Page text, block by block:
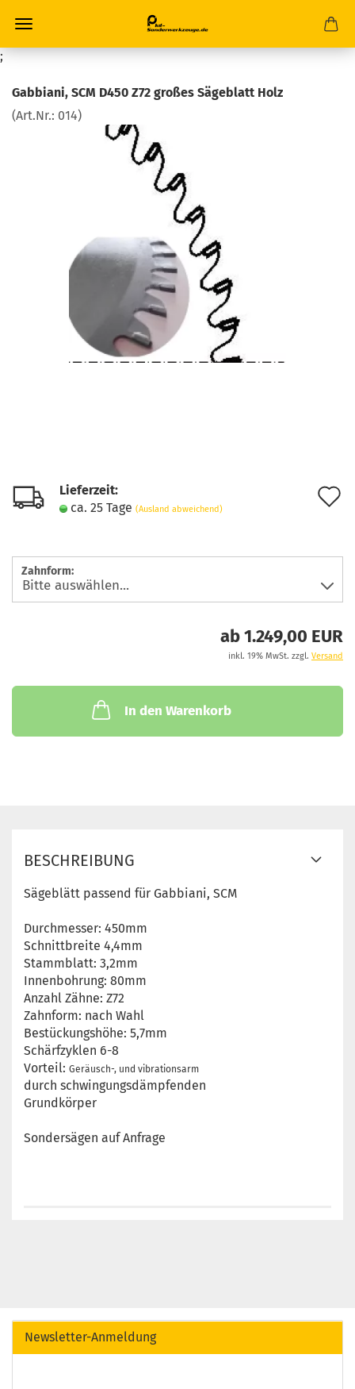
;
Gabbiani, SCM D450 Z72 großes Sägeblatt Holz
(Art.Nr.: 014)
Lieferzeit:
ca. 25 Tage (Ausland abweichend)
Zahnform:
ab 1.249,00 EUR
inkl. 19% MwSt. zzgl. Versand
In den Warenkorb
BESCHREIBUNG
Sägeblätt passend für Gabbiani, SCM
Durchmesser: 450mm
Schnittbreite 4,4mm
Stammblatt: 3,2mm
Innenbohrung: 80mm
Anzahl Zähne: Z72
Zahnform: nach Wahl
Bestückungshöhe: 5,7mm
Schärfzyklen 6-8
Vorteil: Geräusch-, und vibrationsarm
durch schwingungsdämpfenden
Grundkörper
Sondersägen auf Anfrage
Newsletter-Anmeldung